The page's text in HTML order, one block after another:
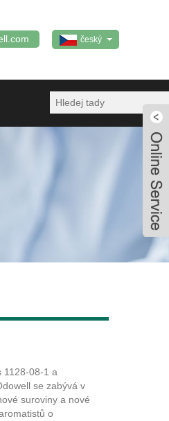
český
1128-08-1 a
se zabývá v
suroviny a nové
o